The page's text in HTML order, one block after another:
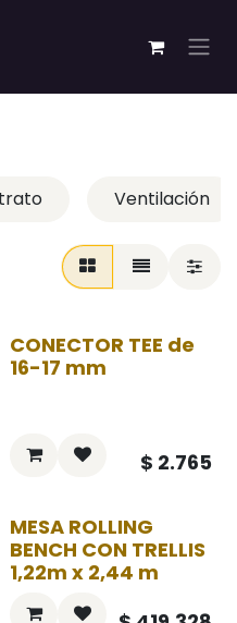
Ventilación
CONECTOR TEE de
16-17 mm
$ 2.765
MESA ROLLING
BENCH CON TRELLIS
1,22m x 2,44 m